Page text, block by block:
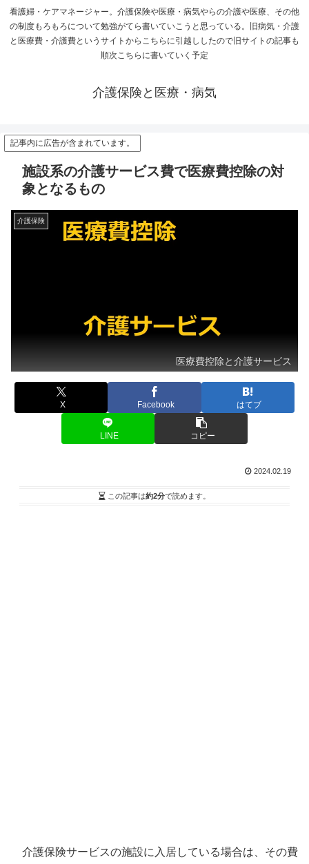
看護婦・ケアマネージャー。介護保険や医療・病気やらの介護や医療、その他
の制度もろもろについて勉強がてら書いていこうと思っている。旧病気・介護
と医療費・介護費というサイトからこちらに引越ししたので旧サイトの記事も
順次こちらに書いていく予定
介護保険と医療・病気
記事内に広告が含まれています。
施設系の介護サービス費で医療費控除の対
象となるもの
介護保険
医療費控除と介護サービス
X Facebook はてブ
LINE コピー
2024.02.19
この記事は約2分で読めます。
介護保険サービスの施設に入居している場合は、その費